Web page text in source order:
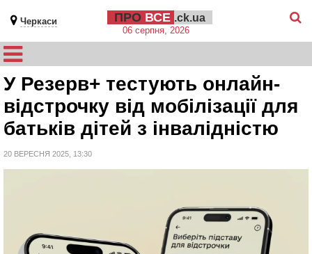
Черкаси ПРО ВСЕ .ck.ua
06 серпня, 2026
У Резерв+ тестують онлайн-
відстрочку від мобілізації для
батьків дітей з інвалідністю
20 ВЕРЕСНЯ 2025, 13:30